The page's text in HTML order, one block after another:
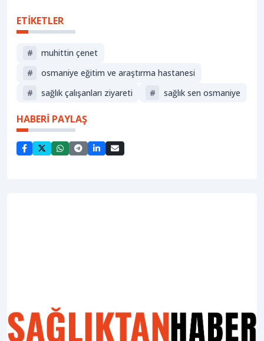
ETİKETLER
#
muhittin çenet
#
osmaniye eğitim ve araştırma hastanesi
#
sağlık çalışanları ziyareti # sağlık sen osmaniye
HABERİ PAYLAŞ